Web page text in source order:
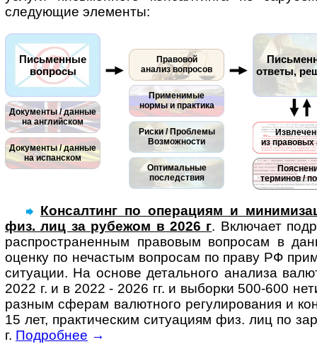
следующие элементы:
Письменные
вопросы
Документы / данные
на английском
Документы / данные
на испанском
Правовой
анализ вопросов
Применимые
нормы и практика
Риски / Проблемы
Возможности
Оптимальные
последствия
ответы,
из правовых
терминов /
Консалтинг по операциям и
физ. лиц за рубежом в 2026 г. Вклю­чает
рас­про­ст­ра­нен­ным пра­во­вым воп­ро­сам в
оценку по нечас­тым воп­ро­сам по праву РФ
ситу­а­ции. На основе деталь­ного ана­лиза
2022 г. и в 2022 - 2026 гг. и выборки 500-600
раз­ным сфе­рам валют­ного регу­ли­ро­ва­ния и
15 лет, прак­тичес­ким ситу­а­циям физ. лиц по
г. Подробнее →